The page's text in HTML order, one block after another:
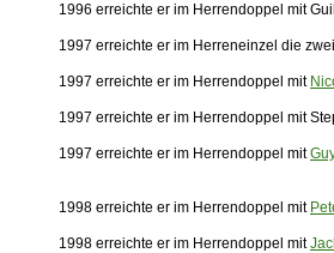
1996 erreichte er im Herrendoppel mit
1997 erreichte er im Herreneinzel die
1997 erreichte er im Herrendoppel mit
1997 erreichte er im Herrendoppel mit
1997 erreichte er im Herrendoppel mit
1998 erreichte er im Herrendoppel mit
1998 erreichte er im Herrendoppel mit